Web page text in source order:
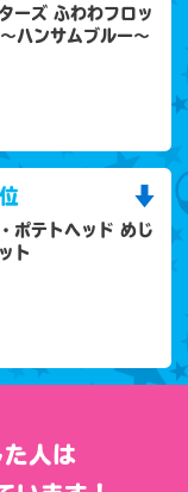
ーズ ふわわフロッ
ハンサムブルー～
ポテトヘッド めじ
ト
人は